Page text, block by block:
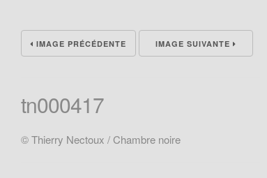
IMAGE PRÉCÉDENTE IMAGE SUIVANTE
tn000417
© Thierry Nectoux / Chambre noire